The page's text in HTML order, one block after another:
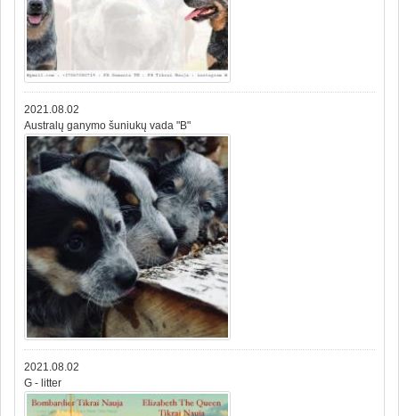
2021.08.02
Australų ganymo šuniukų vada "B"
2021.08.02
G - litter